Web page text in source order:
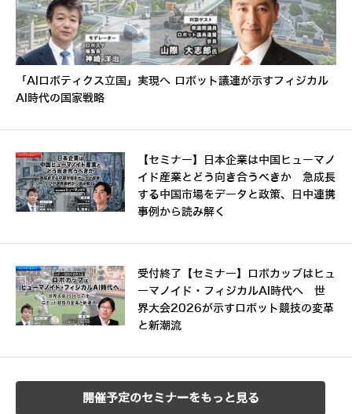
「AIロボティクス立国」実現へ ロボット議連が示すフィジカル
AI時代の国家戦略
【セミナー】日本企業は中国ヒューマノ
イド産業とどう向き合うべきか 急成長
する中国市場をデータと政策、日中連携
事例から読み解く
受付終了【セミナー】ロボカップはヒュ
ーマノイド・フィジカルAI時代へ 世
界大会2026が示すロボット競技の変革
と新潮流
開催予定のセミナーをもっと見る